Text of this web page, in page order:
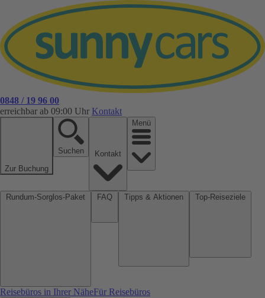
0848 / 19 96 00
erreichbar ab 09:00 Uhr Kontakt
Zur Buchung
Suchen
Menü
Reisebüros in Ihrer NäheFür Reisebüros